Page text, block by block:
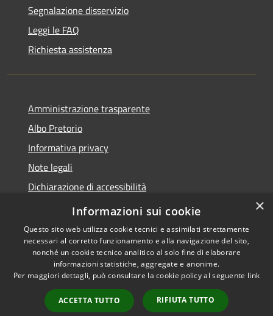
Segnalazione disservizio
Leggi le FAQ
Richiesta assistenza
Amministrazione trasparente
Albo Pretorio
Informativa privacy
Note legali
Dichiarazione di accessibilità
Piano di miglioramento del sito
Accessibilità
Copyright © 2026 • Comune di
Gualtieri • Powered by
Municipium•
Accesso
redazione
×
Informazioni sui cookie
Questo sito web utilizza cookie tecnici e assimilati strettamente
necessari al corretto funzionamento e alla navigazione del sito,
nonché un cookie tecnico analitico al solo fine di elaborare
informazioni statistiche, aggregate e anonime.
Per maggiori dettagli, può consultare la cookie policy al seguente link
ACCETTA TUTTO RIFIUTA TUTTO